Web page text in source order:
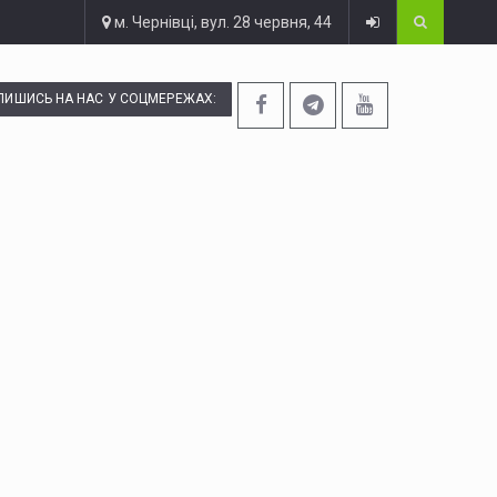
м. Чернівці, вул. 28 червня, 44
НА НАС У СОЦМЕРЕЖАХ: